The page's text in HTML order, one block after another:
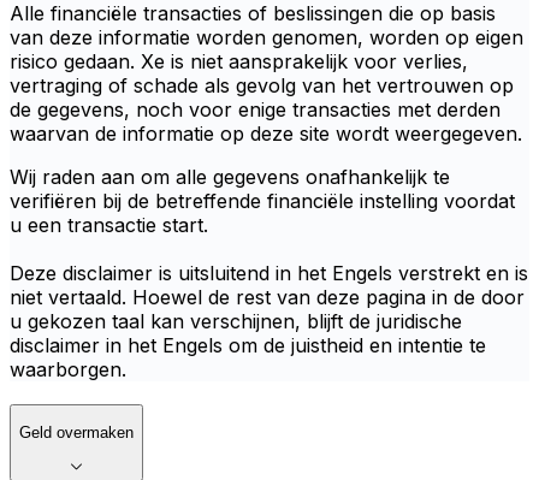
Alle financiële transacties of beslissingen die op basis
van deze informatie worden genomen, worden op eigen
risico gedaan. Xe is niet aansprakelijk voor verlies,
vertraging of schade als gevolg van het vertrouwen op
de gegevens, noch voor enige transacties met derden
waarvan de informatie op deze site wordt weergegeven.
Wij raden aan om alle gegevens onafhankelijk te
verifiëren bij de betreffende financiële instelling voordat
u een transactie start.
Deze disclaimer is uitsluitend in het Engels verstrekt en is
niet vertaald. Hoewel de rest van deze pagina in de door
u gekozen taal kan verschijnen, blijft de juridische
disclaimer in het Engels om de juistheid en intentie te
waarborgen.
Geld overmaken